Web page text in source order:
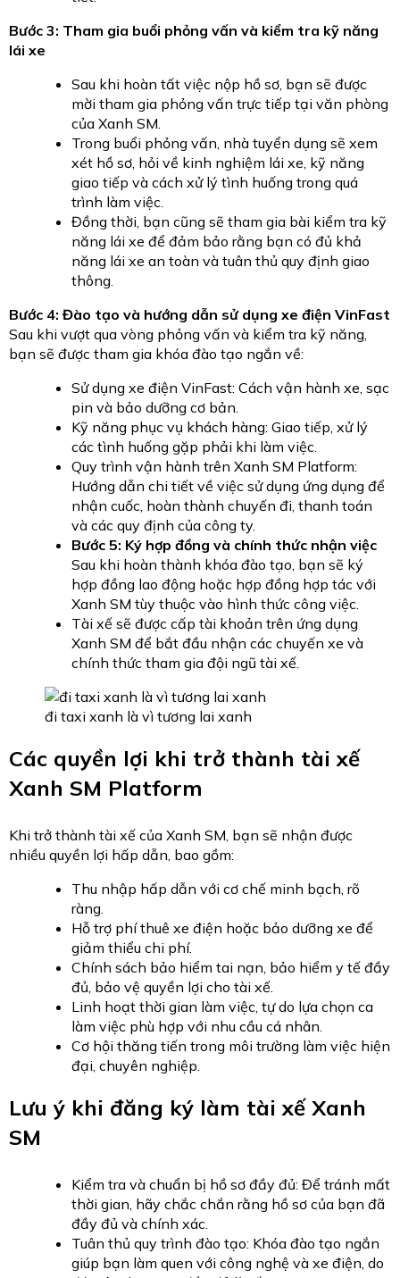
Bước 3: Tham gia buổi phỏng vấn và kiểm tra kỹ năng
lái xe
Sau khi hoàn tất việc nộp hồ sơ, bạn sẽ được
mời tham gia phỏng vấn trực tiếp tại văn phòng
của Xanh SM.
Trong buổi phỏng vấn, nhà tuyển dụng sẽ xem
xét hồ sơ, hỏi về kinh nghiệm lái xe, kỹ năng
giao tiếp và cách xử lý tình huống trong quá
trình làm việc.
Đồng thời, bạn cũng sẽ tham gia bài kiểm tra kỹ
năng lái xe để đảm bảo rằng bạn có đủ khả
năng lái xe an toàn và tuân thủ quy định giao
thông.
Bước 4: Đào tạo và hướng dẫn sử dụng xe điện VinFast
Sau khi vượt qua vòng phỏng vấn và kiểm tra kỹ năng,
bạn sẽ được tham gia khóa đào tạo ngắn về:
Sử dụng xe điện VinFast: Cách vận hành xe, sạc
pin và bảo dưỡng cơ bản.
Kỹ năng phục vụ khách hàng: Giao tiếp, xử lý
các tình huống gặp phải khi làm việc.
Quy trình vận hành trên Xanh SM Platform:
Hướng dẫn chi tiết về việc sử dụng ứng dụng để
nhận cuốc, hoàn thành chuyến đi, thanh toán
và các quy định của công ty.
Bước 5: Ký hợp đồng và chính thức nhận việc
Sau khi hoàn thành khóa đào tạo, bạn sẽ ký
hợp đồng lao động hoặc hợp đồng hợp tác với
Xanh SM tùy thuộc vào hình thức công việc.
Tài xế sẽ được cấp tài khoản trên ứng dụng
Xanh SM để bắt đầu nhận các chuyến xe và
chính thức tham gia đội ngũ tài xế.
đi taxi xanh là vì tương lai xanh
Các quyền lợi khi trở thành tài xế
Xanh SM Platform
Khi trở thành tài xế của Xanh SM, bạn sẽ nhận được
nhiều quyền lợi hấp dẫn, bao gồm:
Thu nhập hấp dẫn với cơ chế minh bạch, rõ
ràng.
Hỗ trợ phí thuê xe điện hoặc bảo dưỡng xe để
giảm thiểu chi phí.
Chính sách bảo hiểm tai nạn, bảo hiểm y tế đầy
đủ, bảo vệ quyền lợi cho tài xế.
Linh hoạt thời gian làm việc, tự do lựa chọn ca
làm việc phù hợp với nhu cầu cá nhân.
Cơ hội thăng tiến trong môi trường làm việc hiện
đại, chuyên nghiệp.
Lưu ý khi đăng ký làm tài xế Xanh
SM
Kiểm tra và chuẩn bị hồ sơ đầy đủ: Để tránh mất
thời gian, hãy chắc chắn rằng hồ sơ của bạn đã
đầy đủ và chính xác.
Tuân thủ quy trình đào tạo: Khóa đào tạo ngắn
giúp bạn làm quen với công nghệ và xe điện, do